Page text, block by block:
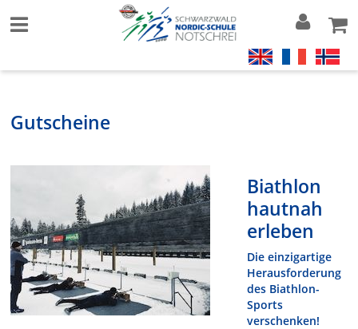
Gutscheine
Biathlon
hautnah
erleben
Die einzigartige
Herausforderung
des Biathlon-
Sports
verschenken!